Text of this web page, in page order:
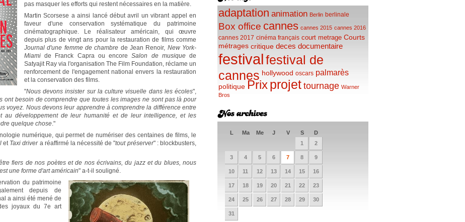
pas masquer les efforts qui restent nécessaires en la matière.
Martin Scorsese a ainsi lancé début avril un vibrant appel en
faveur d'une conservation systématique du patrimoine
cinématographique. Le réalisateur américain, qui œuvre
depuis plus de vingt ans pour la restauration de films comme
Journal d'une femme de chambre de Jean Renoir, New York-
Miami de Franck Capra ou encoreSalon de musiquede
Satyajit Ray via l'organisation The Film Foundation, réclame un
renforcement de l'engagement national envers la restauration
et la conservation des films.
"Nous devons insister sur la culture visuelle dans les écoles",
ont besoin de comprendre que toutes les images ne sont pas là pour
voyez. Nous devons leur apprendre à comprendre la différence entre
au développement de leur humanité et de leur intelligence, et les
quelque chose."
numérique, qui permet de numériser des centaines de films, le
et Taxi drivera réaffirmé la nécessité de "tout préserver" : blockbusters,
fiers de nos poètes et de nos écrivains, du jazz et du blues, nous
une forme d'art américain" a-t-il souligné.
du patrimoine
depuis de
a ainsi été mené de
joyaux du 7e art
adaptation animation Berlin berlinale
Box office cannes cannes 2015 cannes 2016
cannes 2017 cinéma français court metrage Courts
métrages critique deces documentaire
festivalfestival de
cannes hollywood oscars palmarès
politique Prixprojet tournage Warner
Bros
L Ma Me J V S
D
1
2
3 4 5 6 7 8 9
10 11 12 13 14 15 16
17 18 19 20 21 22 23
24 25 26 27 28 29 30
31